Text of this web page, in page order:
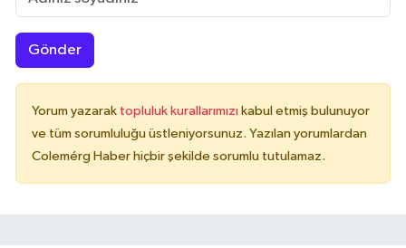
Gönder
Yorum yazarak topluluk kurallarımızı kabul etmiş bulunuyor
ve tüm sorumluluğu üstleniyorsunuz. Yazılan yorumlardan
Colemérg Haber hiçbir şekilde sorumlu tutulamaz.